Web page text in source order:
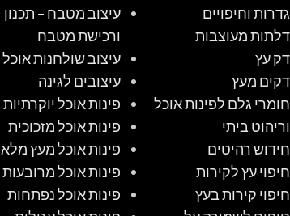
גדרות וחיפויים
דלתות מעוצבות
דק עץ
דקים מעץ
חומרי גלם לפינות אוכל
וריהוט ביתי
חידוש רהיטים
חיפוי עץ לקירות
חיפוי קירות בעץ
עיצוב מטבח – תכנון
ורכישת מטבח
עיצוב שולחנות אוכל
עיצובים לגינה
פינות אוכל יוקרתיות
פינות אוכל מזכוכית
פינות אוכל מעץ מלא
פינות אוכל מרובעות
פינות אוכל נפתחות